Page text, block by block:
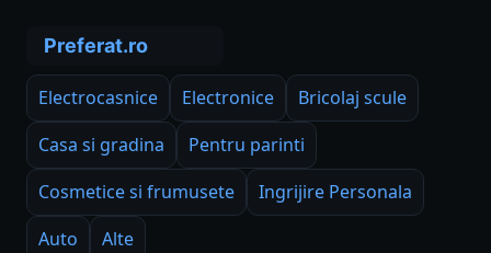
Electrocasnice Electronice
Bricolaj scule
Casa si gradina
Pentru parinti
Cosmetice si frumusete
Ingrijire Personala
Auto
Alte